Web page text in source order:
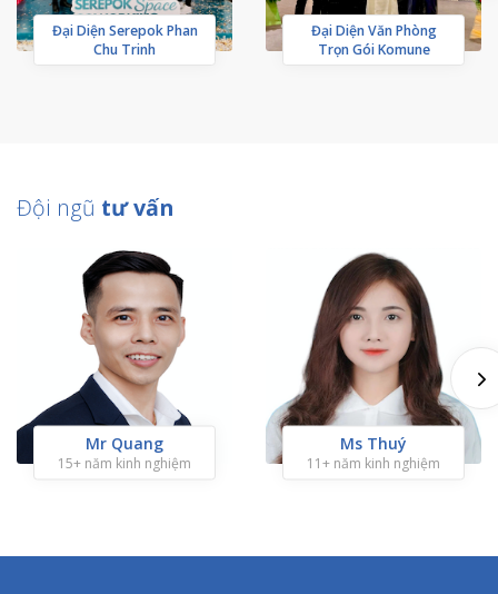
Đại Diện Serepok Phan
Chu Trinh
Đại Diện Văn Phòng
Trọn Gói Komune
Đội ngũ tư vấn
Mr Quang
15+ năm kinh nghiệm
Ms Thuý
11+ năm kinh nghiệm